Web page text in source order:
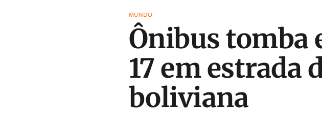
MUNDO
Ônibus tomba
17 em estrada
boliviana